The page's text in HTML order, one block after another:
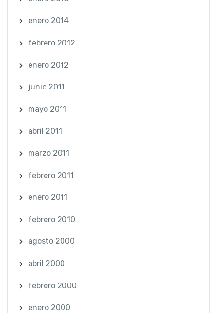
enero 2014
febrero 2012
enero 2012
junio 2011
mayo 2011
abril 2011
marzo 2011
febrero 2011
enero 2011
febrero 2010
agosto 2000
abril 2000
febrero 2000
enero 2000